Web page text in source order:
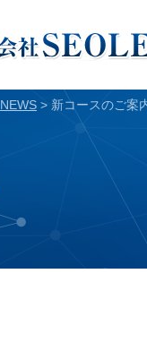
NEWS > 新コースのご案